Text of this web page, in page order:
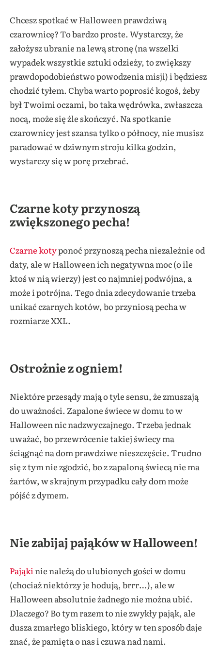
Chcesz spotkać w Halloween prawdziwą
czarownicę? To bardzo proste. Wystarczy, że
założysz ubranie na lewą stronę (na wszelki
wypadek wszystkie sztuki odzieży, to zwiększy
prawdopodobieństwo powodzenia misji) i będziesz
chodzić tyłem. Chyba warto poprosić kogoś, żeby
był Twoimi oczami, bo taka wędrówka, zwłaszcza
nocą, może się źle skończyć. Na spotkanie
czarownicy jest szansa tylko o północy, nie musisz
paradować w dziwnym stroju kilka godzin,
wystarczy się w porę przebrać.
Czarne koty przynoszą
zwiększonego pecha!
Czarne kotyponoć przynoszą pecha niezależnie od
daty, ale w Halloween ich negatywna moc (o ile
ktoś w nią wierzy) jest co najmniej podwójna, a
może i potrójna. Tego dnia zdecydowanie trzeba
unikać czarnych kotów, bo przyniosą pecha w
rozmiarze XXL.
Ostrożnie z ogniem!
Niektóre przesądy mają o tyle sensu, że zmuszają
do uważności. Zapalone świece w domu to w
Halloween nic nadzwyczajnego. Trzeba jednak
uważać, bo przewrócenie takiej świecy ma
ściągnąć na dom prawdziwe nieszczęście. Trudno
się z tym nie zgodzić, bo z zapaloną świecą nie ma
żartów, w skrajnym przypadku cały dom może
pójść z dymem.
Nie zabijaj pająków w Halloween!
Pająki nie należą do ulubionych gości w domu
(chociaż niektórzy je hodują, brrr…), ale w
Halloween absolutnie żadnego nie można ubić.
Dlaczego? Bo tym razem to nie zwykły pająk, ale
dusza zmarłego bliskiego, który w ten sposób daje
znać, że pamięta o nas i czuwa nad nami.